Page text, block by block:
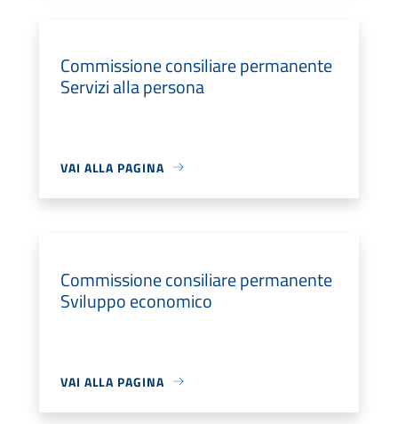
Commissione consiliare permanente
Servizi alla persona
VAI ALLA PAGINA
Commissione consiliare permanente
Sviluppo economico
VAI ALLA PAGINA